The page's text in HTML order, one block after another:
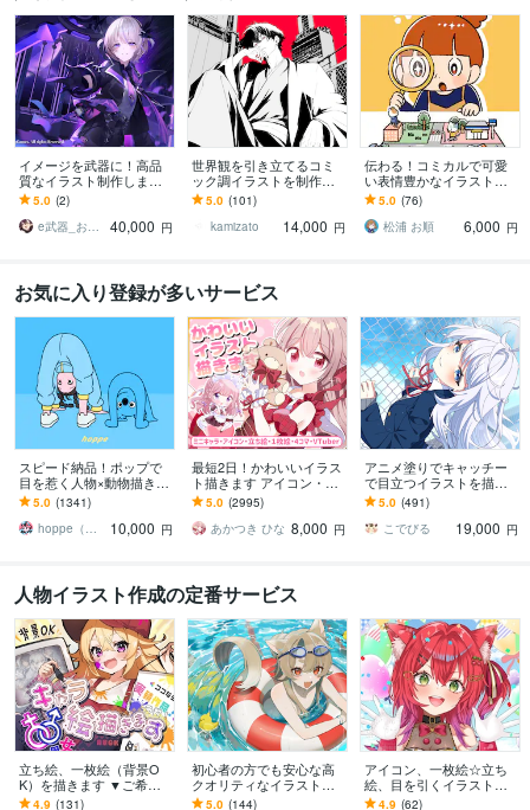
イメージを武器に！高品
質なイラスト制作します
配信イラスト、立ち絵、
キャラデザまで幅広くお
まかせください！
5.0 (2)
e武器_お仕事募集中！
40,000 円
世界観を引き立てるコミ
ック調イラストを制作し
ます 世界観で惹きつけ
る、商用対応の一枚絵を
ご提供致します。
5.0 (101)
kamizato
14,000 円
伝わる！コミカルで可愛
い表情豊かなイラスト描
きます 挿絵・チラシ・リ
ーフレット・HP等 / 大量
注文実績あり！
5.0 (76)
松浦 お順
6,000 円
お気に入り登録が多いサービス
スピード納品！ポップで
目を惹く人物×動物描きま
す 挿絵・動画・グッズな
ど鮮やかな配色で個性を
出したい方へ
5.0 (1341)
hoppe（ほっぺ）
10,000 円
最短2日！かわいいイラス
ト描きます アイコン・ミ
ニキャラ・４コマ・立ち
絵をスピード納品しま
す！
5.0 (2995)
あかつき ひな 8,000 円
アニメ塗りでキャッチー
で目立つイラストを描き
ます 動画用、スチル、ア
イコン等、目を引くイラ
ストをご希望の方に！
5.0 (491)
こでびる
19,000 円
人物イラスト作成の定番サービス
立ち絵、一枚絵（背景O
K）を描きます ▼ご希望
に合わせます！ライブ２
4.9 (131)
初心者の方でも安心な高
クオリティなイラスト描
きます 企業実績有り！鮮
5.0 (144)
アイコン、一枚絵☆立ち
絵、目を引くイラスト描
きます サムネ、MV、live2
4.9 (62)